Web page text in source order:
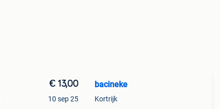
€ 13,00
10 sep 25
bacineke
Kortrijk